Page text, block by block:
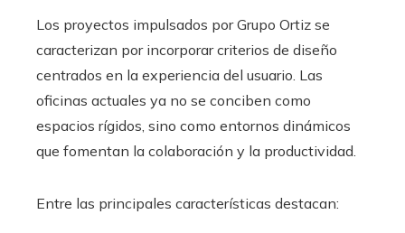
Los proyectos impulsados por Grupo Ortiz se
caracterizan por incorporar criterios de diseño
centrados en la experiencia del usuario. Las
oficinas actuales ya no se conciben como
espacios rígidos, sino como entornos dinámicos
que fomentan la colaboración y la productividad.
Entre las principales características destacan: